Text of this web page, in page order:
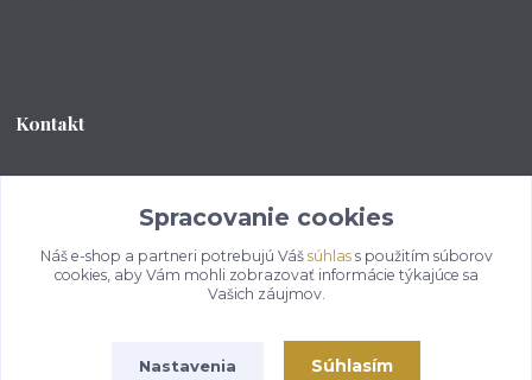
Kontakt
od 8:00 - do 16:00 hod
info@kotlikovesupravy.sk
Spracovanie cookies
Náš e-shop a partneri potrebujú Váš súhlass použitím súborov
cookies, aby Vám mohli zobrazovať informácie týkajúce sa
Vašich záujmov.
Nastavenia Súhlasím